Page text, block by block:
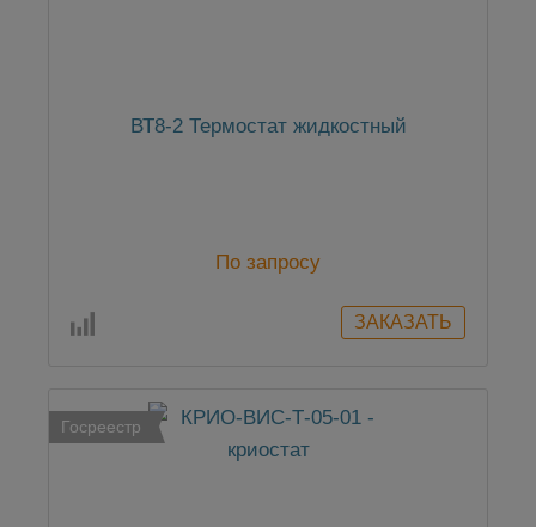
ВТ8-2 Термостат жидкостный
По запросу
Госреестр